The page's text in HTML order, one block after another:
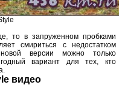
то в запруженном пробками
смириться с недостатком
версии можно только
вариант для тех, кто
видео